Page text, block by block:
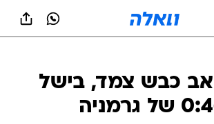
כבש צמד, בישל